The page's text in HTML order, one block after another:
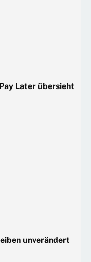
Later übersieht
unverändert